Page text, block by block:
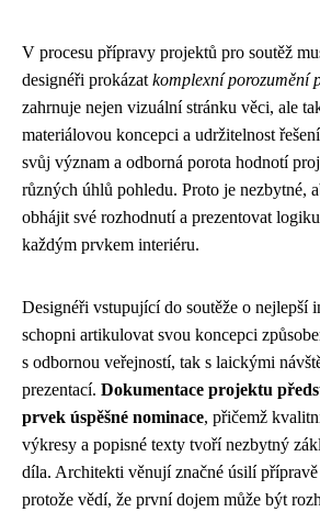
V procesu přípravy projektů pro soutěž
designéři prokázat komplexní porozumění
zahrnuje nejen vizuální stránku věci, ale
materiálovou koncepci a udržitelnost
svůj význam a odborná porota hodnotí
různých úhlů pohledu. Proto je nezbytné,
obhájit své rozhodnutí a prezentovat
každým prvkem interiéru.
Designéři vstupující do soutěže o nejlepší
schopni artikulovat svou koncepci
s odbornou veřejností, tak s laickými
prezentací. Dokumentace projektu
prvek úspěšné nominace, přičemž
výkresy a popisné texty tvoří nezbytný
díla. Architekti věnují značné úsilí přípravě
protože vědí, že první dojem může být